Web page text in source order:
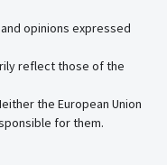
opinions expressed
reflect those of the
the European Union
for them.